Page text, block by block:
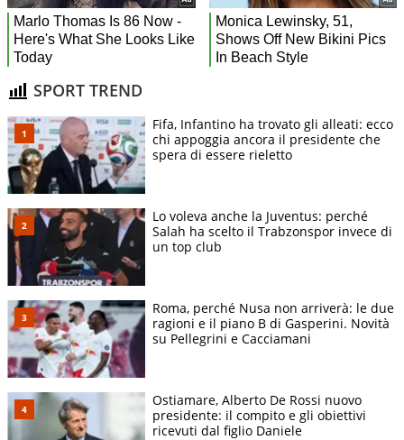
SPORT TREND
Fifa, Infantino ha trovato gli alleati: ecco
chi appoggia ancora il presidente che
spera di essere rieletto
Lo voleva anche la Juventus: perché
Salah ha scelto il Trabzonspor invece di
un top club
Roma, perché Nusa non arriverà: le due
ragioni e il piano B di Gasperini. Novità
su Pellegrini e Cacciamani
Ostiamare, Alberto De Rossi nuovo
presidente: il compito e gli obiettivi
ricevuti dal figlio Daniele